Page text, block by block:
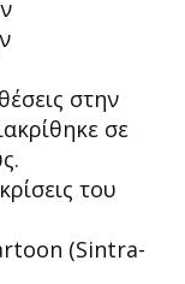
στην
σε
του
(Sintra-